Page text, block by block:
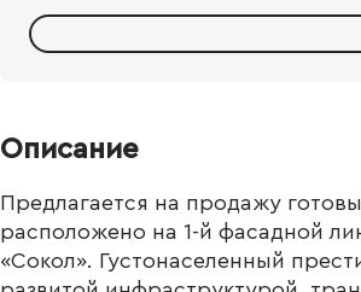
Описание
Предлагается на продажу
расположено на 1-й фасадной
«Сокол». Густонаселенный